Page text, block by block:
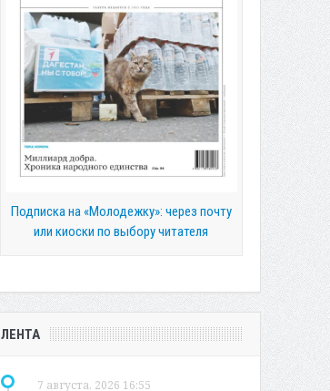
Подписка на «Молодежку»: через почту
или киоски по выбору читателя
ЛЕНТА
7 августа, 2026 16:55